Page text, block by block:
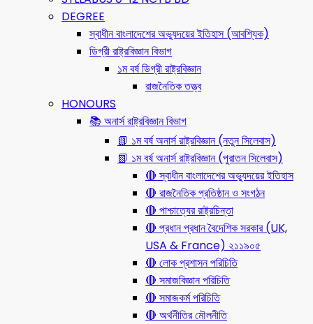
DEGREE
স্বাধীন বাংলাদেশের অভ্যুদয়ের ইতিহাস (আবশ্যিক)
ডিগ্রী রাষ্ট্রবিজ্ঞান বিভাগ
১ম বর্ষ ডিগ্রী রাষ্ট্রবিজ্ঞান
রাজনৈতিক তত্ত্ব
HONOURS
📚 অনার্স রাষ্ট্রবিজ্ঞান বিভাগ
📗 ১ম বর্ষ অনার্স রাষ্ট্রবিজ্ঞান (নতুন সিলেবাস)
📗 ১ম বর্ষ অনার্স রাষ্ট্রবিজ্ঞান (পুরাতন সিলেবাস)
🔴 স্বাধীন বাংলাদেশের অভ্যুদয়ের ইতিহাস
🔴 রাজনৈতিক প্রতিষ্ঠান ও সংগঠন
🔴 পাশ্চাত্যের রাষ্ট্রচিন্তা
🔴 প্রধান প্রধান বৈদেশিক সরকার (UK,
USA & France) ২১১৯০৫
🔴 লোক প্রশাসন পরিচিতি
🔴 সমাজবিজ্ঞান পরিচিতি
🔴 সমাজকর্ম পরিচিতি
🔴 অর্থনীতির মৌলনীতি